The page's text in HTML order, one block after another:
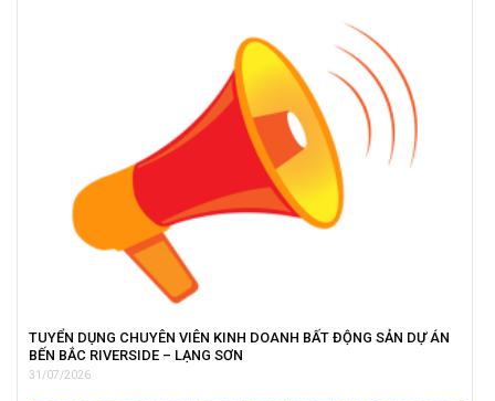
TUYỂN DỤNG CHUYÊN VIÊN KINH DOANH BẤT ĐỘNG SẢN DỰ ÁN
BẾN BẮC RIVERSIDE – LẠNG SƠN
31/07/2026